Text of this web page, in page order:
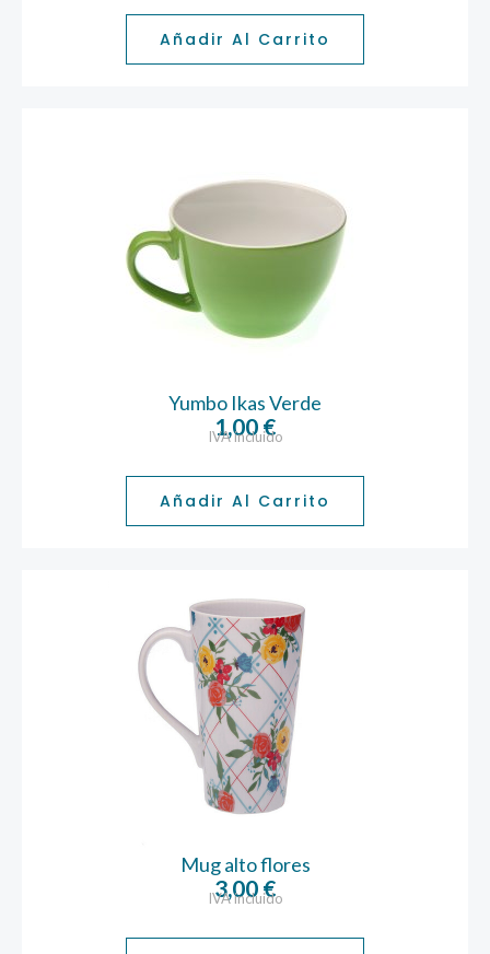
Añadir Al Carrito
Yumbo Ikas Verde
1,00 €
IVA incluido
Añadir Al Carrito
Mug alto flores
3,00 €
IVA incluido